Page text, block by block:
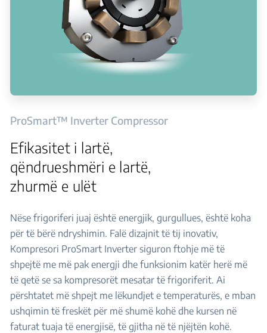
ProSmart™ Inverter Compressor
Efikasitet i lartë,
qëndrueshmëri e lartë,
zhurmë e ulët
Nëse frigoriferi juaj është energjik, gurgullues, është koha
për të bërë ndryshimin. Falë dizajnit të tij inovativ,
Kompresori ProSmart Inverter siguron ftohje më të
shpejtë me më pak energji dhe funksionim katër herë më
të qetë se sa kompresorët mesatar të frigoriferit. Ai
përshtatet më shpejt me lëkundjet e temperaturës, e mban
ushqimin të freskët për më shumë kohë dhe kursen në
faturat tuaja të energjisë, të gjitha në të njëjtën kohë.